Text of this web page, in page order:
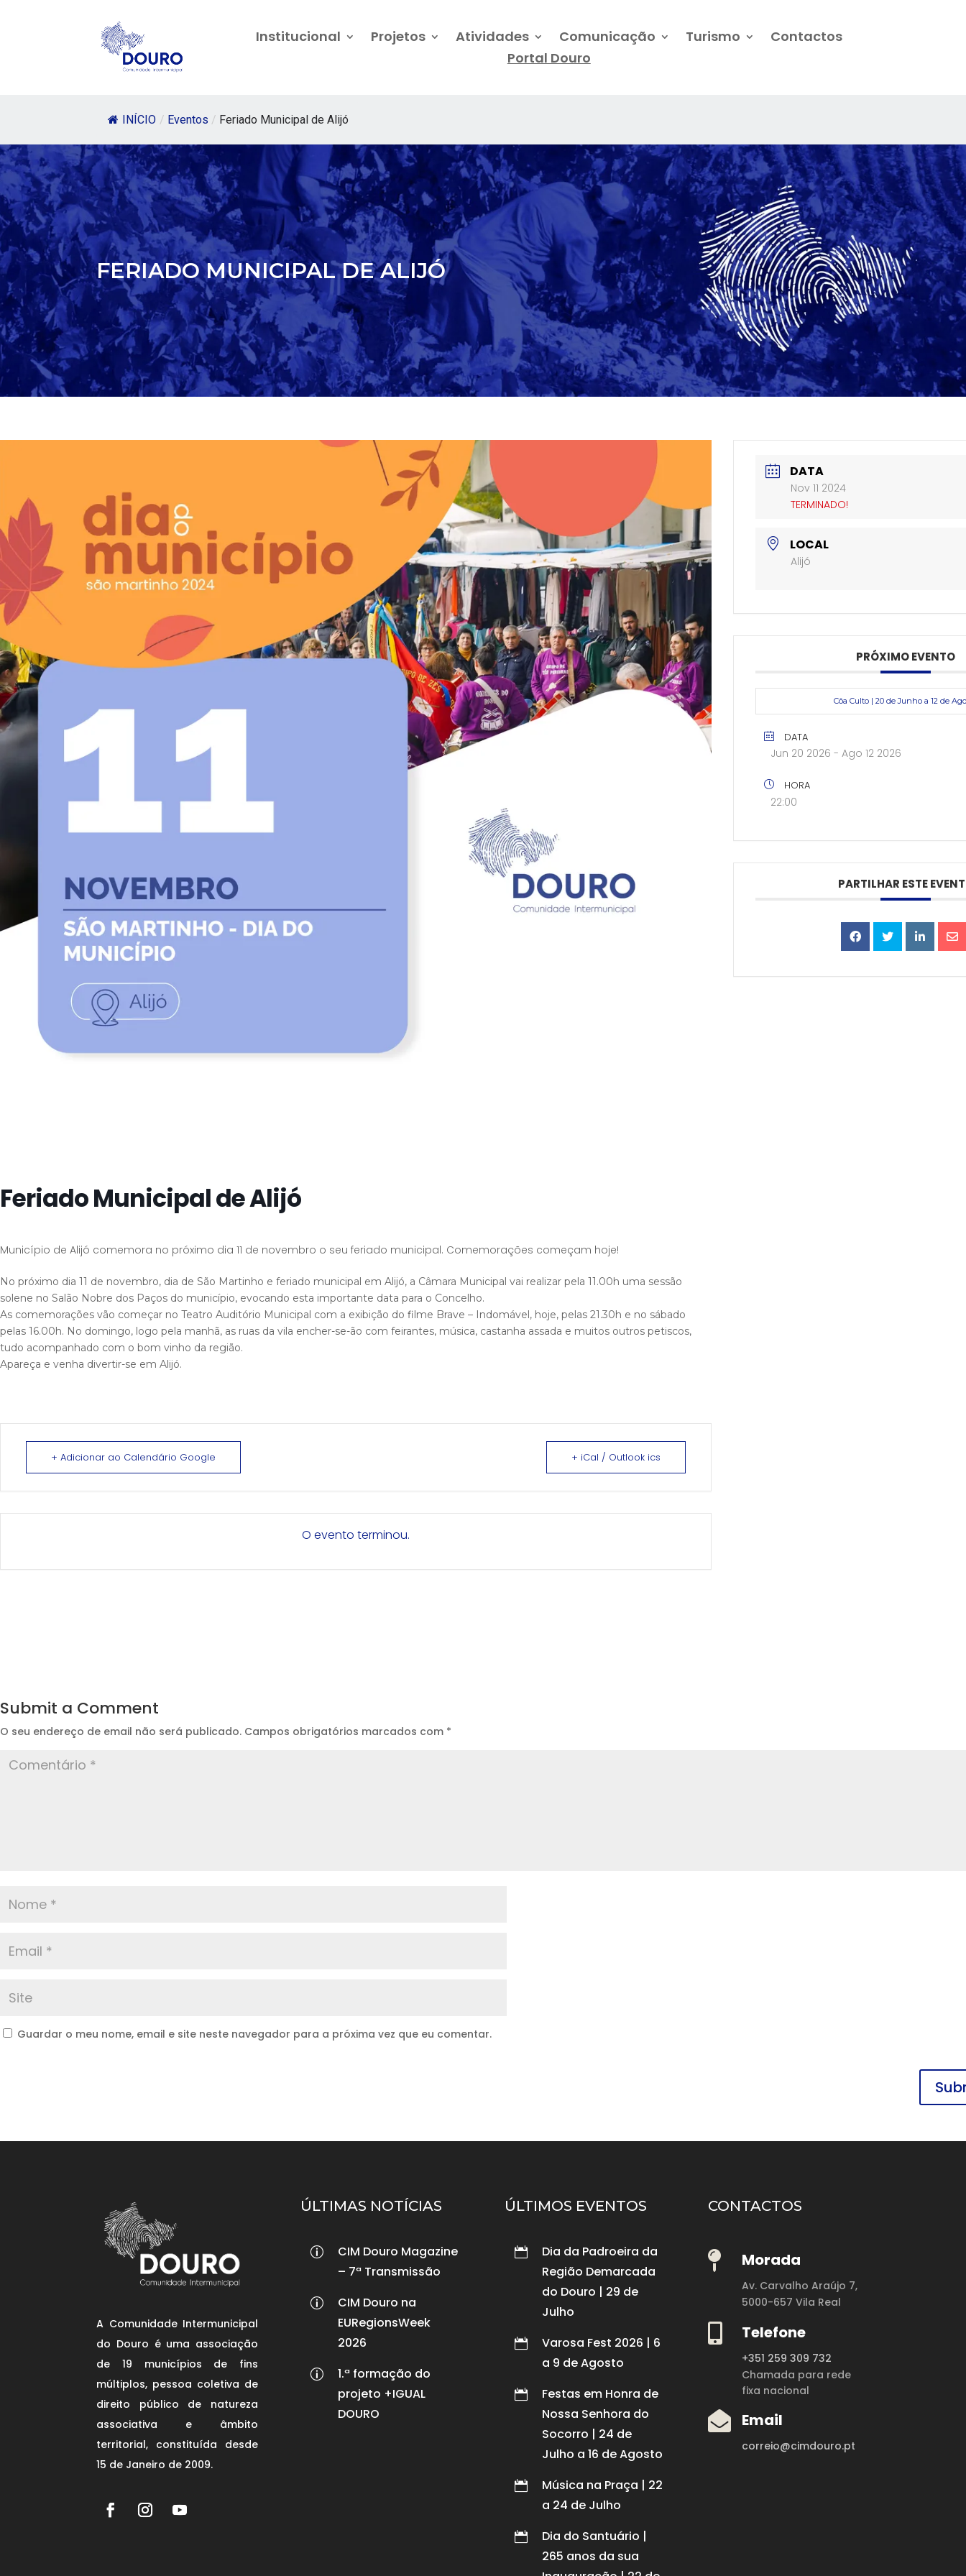
Institucional Projetos Atividades Comunicação Turismo
Contactos
Portal Douro
INÍCIO / Eventos / Feriado Municipal de Alijó
FERIADO MUNICIPAL DE ALIJÓ
Feriado Municipal de Alijó
Município de Alijó comemora no próximo dia 11 de novembro o seu feriado municipal. Comemorações começam hoje!
No próximo dia 11 de novembro, dia de São Martinho e feriado municipal em Alijó, a Câmara Municipal vai realizar pela 11.00h uma sessão
solene no Salão Nobre dos Paços do município, evocando esta importante data para o Concelho.
As comemorações vão começar no Teatro Auditório Municipal com a exibição do filme Brave – Indomável, hoje, pelas 21.30h e no sábado
pelas 16.00h. No domingo, logo pela manhã, as ruas da vila encher-se-ão com feirantes, música, castanha assada e muitos outros petiscos,
tudo acompanhado com o bom vinho da região.
Apareça e venha divertir-se em Alijó.
+ Adicionar ao Calendário Google + iCal / Outlook ics
O evento terminou.
DATA
Nov 11 2024
TERMINADO!
LOCAL
Alijó
PRÓXIMO EVENTO
Côa Culto | 20 de Junho a 12 de
DATA
Jun 20 2026 - Ago 12 2026
HORA
22:00
PARTILHAR ESTE
Submit a Comment
O seu endereço de email não será publicado. Campos obrigatórios marcados com *
Guardar o meu nome, email e site neste navegador para a próxima vez que eu comentar.
A Comunidade Intermunicipal
do Douro é uma associação
de 19 municípios de fins
múltiplos, pessoa coletiva de
direito público de natureza
associativa e âmbito
territorial, constituída desde
15 de Janeiro de 2009.
ÚLTIMAS NOTÍCIAS
p
CIM Douro Magazine
– 7ª Transmissão
p
CIM Douro na
EURegionsWeek
2026
p
1.ª formação do
projeto +IGUAL
DOURO
ÚLTIMOS EVENTOS

Dia da Padroeira da
Região Demarcada
do Douro | 29 de
Julho

Varosa Fest 2026 | 6
a 9 de Agosto

Festas em Honra de
Nossa Senhora do
Socorro | 24 de
Julho a 16 de Agosto

Música na Praça | 22
a 24 de Julho

Dia do Santuário |
265 anos da sua
CONTACTOS
 Morada
Av. Carvalho Araújo 7,
5000-657 Vila Real
 Telefone
+351 259 309 732
Chamada para rede
fixa nacional
 Email
correio@cimdouro.pt